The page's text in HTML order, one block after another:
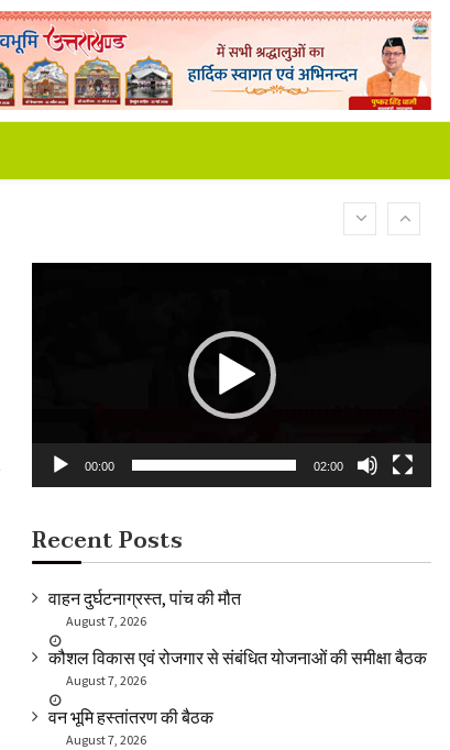
00:00 02:00
Recent Posts
वाहन दुर्घटनाग्रस्त, पांच की मौत
August 7, 2026
कौशल विकास एवं रोजगार से संबंधित योजनाओं की समीक्षा बैठक
August 7, 2026
वन भूमि हस्तांतरण की बैठक
August 7, 2026